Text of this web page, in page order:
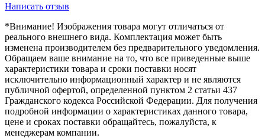
Написать отзыв
*Внимание! Изображения товара могут отличаться от
реального внешнего вида. Комплектация может быть
изменена производителем без предварительного уведомления.
Обращаем ваше внимание на то, что все приведенные выше
характеристики товара и сроки поставки носят
исключительно информационный характер и не являются
публичной офертой, определенной пунктом 2 статьи 437
Гражданского кодекса Российской Федерации. Для получения
подробной информации о характеристиках данного товара,
цене и сроках поставки обращайтесь, пожалуйста, к
менеджерам компании.